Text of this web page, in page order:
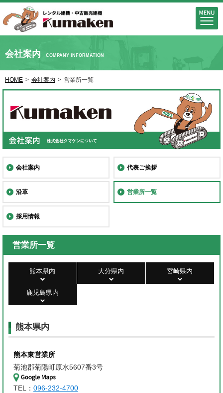
会社案内 COMPANY INFORMATION
HOME > 会社案内 > 営業所一覧
会社案内 代表ご挨拶
沿革 営業所一覧
採用情報
営業所一覧
熊本県内 大分県内 宮崎県内
鹿児島県内
熊本県内
熊本東営業所
菊池郡菊陽町原水5607番3号
TEL： 096-232-4700